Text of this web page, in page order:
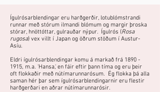
Ígulrósarblendingar eru harðgerðir, lotublómstrandi
runnar með stórum ilmandi blómum og margir þroska
stórar, hnöttóttar, gulrauðar nýpur. Ígulrós (Rosa
rugosa) vex villt í Japan og öðrum stöðum í Austur-
Asíu.
Eldri ígulrósarblendingar komu á markað frá 1890 -
1915, m.a. 'Hansa,' en fáir eftir þann tíma og eru þeir
oft flokkaðir með nútímarunnarósum. Ég flokka þá alla
saman hér þar sem ígulrósarblendingarnir eru flestir
harðgerðari en aðrar nútímarunnarósir.